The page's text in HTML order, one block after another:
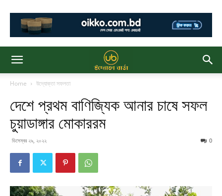
Home উদ্যোক্তা সফলতা
দেশে প্রথম বাণিজ্যিক আনার চাষে সফল
চুয়াডাঙ্গার মোকাররম
ডিসেম্বর ২৯, ২০২২ 0